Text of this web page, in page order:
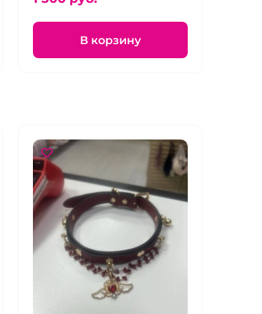
В корзину